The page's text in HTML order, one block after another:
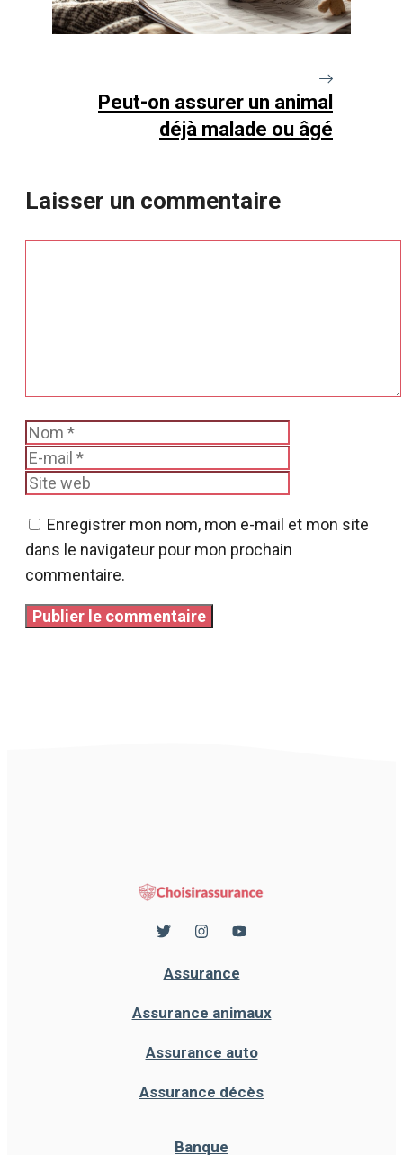
Peut-on assurer un animal
déjà malade ou âgé
Laisser un commentaire
Nom
Enregistrer mon nom, mon e-mail et mon site
dans le navigateur pour mon prochain
commentaire.
Assurance
Assurance animaux
Assurance auto
Assurance décès
Banque